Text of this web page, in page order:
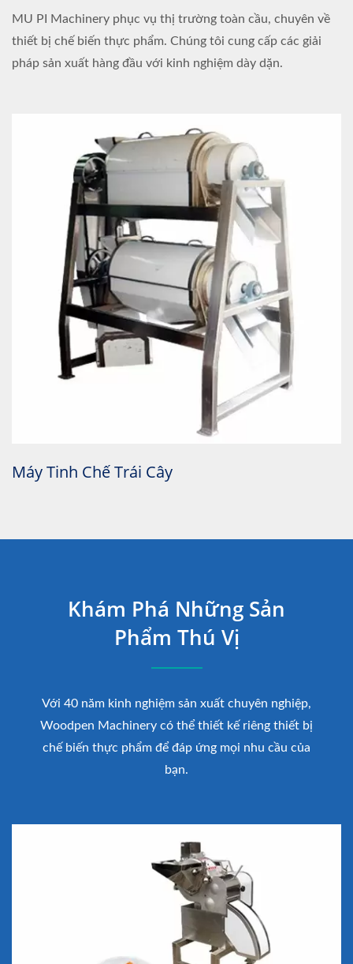
MU PI Machinery phục vụ thị trường toàn cầu, chuyên về
thiết bị chế biến thực phẩm. Chúng tôi cung cấp các giải
pháp sản xuất hàng đầu với kinh nghiệm dày dặn.
Máy Giặt Lồng Ngang Tự Động
Khám Phá Những Sản
Phẩm Thú Vị
Với 40 năm kinh nghiệm sản xuất chuyên nghiệp,
Woodpen Machinery có thể thiết kế riêng thiết bị
chế biến thực phẩm để đáp ứng mọi nhu cầu của
bạn.